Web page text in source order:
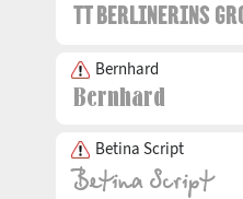
Bernhard
Betina Script